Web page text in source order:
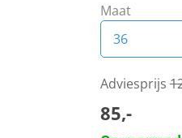
Maat
36
36
38
Adviesprijs
85,-